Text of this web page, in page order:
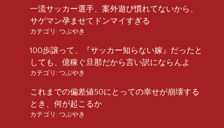
一流サッカー選手、案外遊び慣れてないから、
サゲマン孕ませてドンマイすぎる
カテゴリ: つぶやき
100歩譲って、『サッカー知らない嫁』だったと
しても、億稼ぐ旦那だから言い訳にならんよ
カテゴリ: つぶやき
これまでの偏差値50にとっての幸せが崩壊する
とき、何が起こるか
カテゴリ: つぶやき